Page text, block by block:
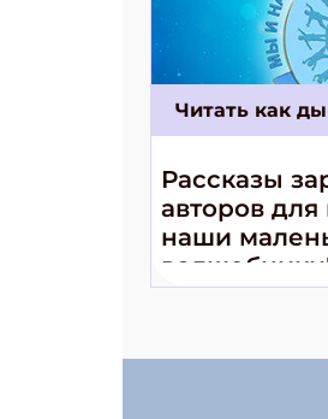
Читать как
Рассказы
авторов
наши